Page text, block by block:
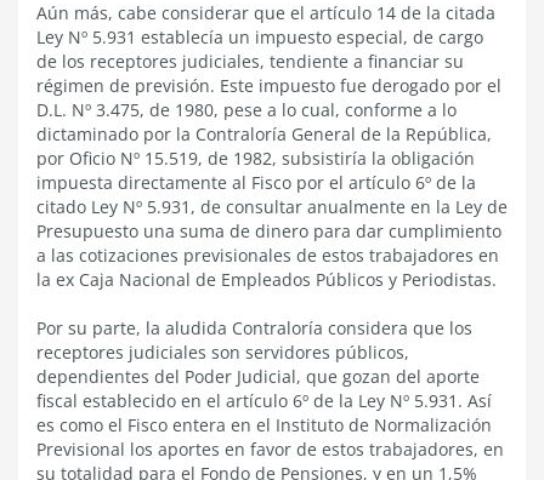
Aún más, cabe considerar que el artículo 14 de la citada
Ley Nº 5.931 establecía un impuesto especial, de cargo
de los receptores judiciales, tendiente a financiar su
régimen de previsión. Este impuesto fue derogado por el
D.L. Nº 3.475, de 1980, pese a lo cual, conforme a lo
dictaminado por la Contraloría General de la República,
por Oficio Nº 15.519, de 1982, subsistiría la obligación
impuesta directamente al Fisco por el artículo 6º de la
citado Ley Nº 5.931, de consultar anualmente en la Ley de
Presupuesto una suma de dinero para dar cumplimiento
a las cotizaciones previsionales de estos trabajadores en
la ex Caja Nacional de Empleados Públicos y Periodistas.
Por su parte, la aludida Contraloría considera que los
receptores judiciales son servidores públicos,
dependientes del Poder Judicial, que gozan del aporte
fiscal establecido en el artículo 6º de la Ley Nº 5.931. Así
es como el Fisco entera en el Instituto de Normalización
Previsional los aportes en favor de estos trabajadores, en
su totalidad para el Fondo de Pensiones, y en un 1,5%